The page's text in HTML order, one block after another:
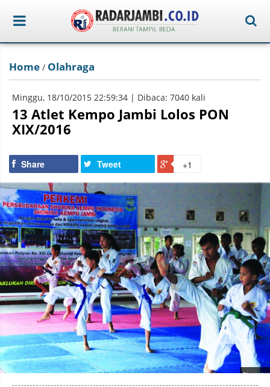
Home / Olahraga
Minggu, 18/10/2015 22:59:34 | Dibaca: 7040 kali
13 Atlet Kempo Jambi Lolos PON
XIX/2016
Share Tweet +1
Photo by